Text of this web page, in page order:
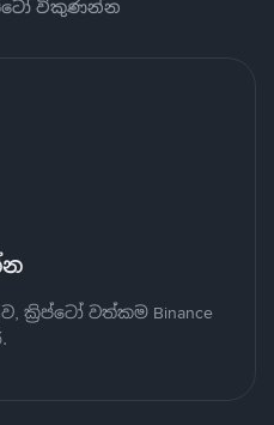
විකුණන්න
ක්‍රිප්ටෝ වත්කම Binance